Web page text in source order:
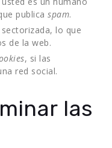
publica spam.
lo que
de la web.
, si las
red social.
las